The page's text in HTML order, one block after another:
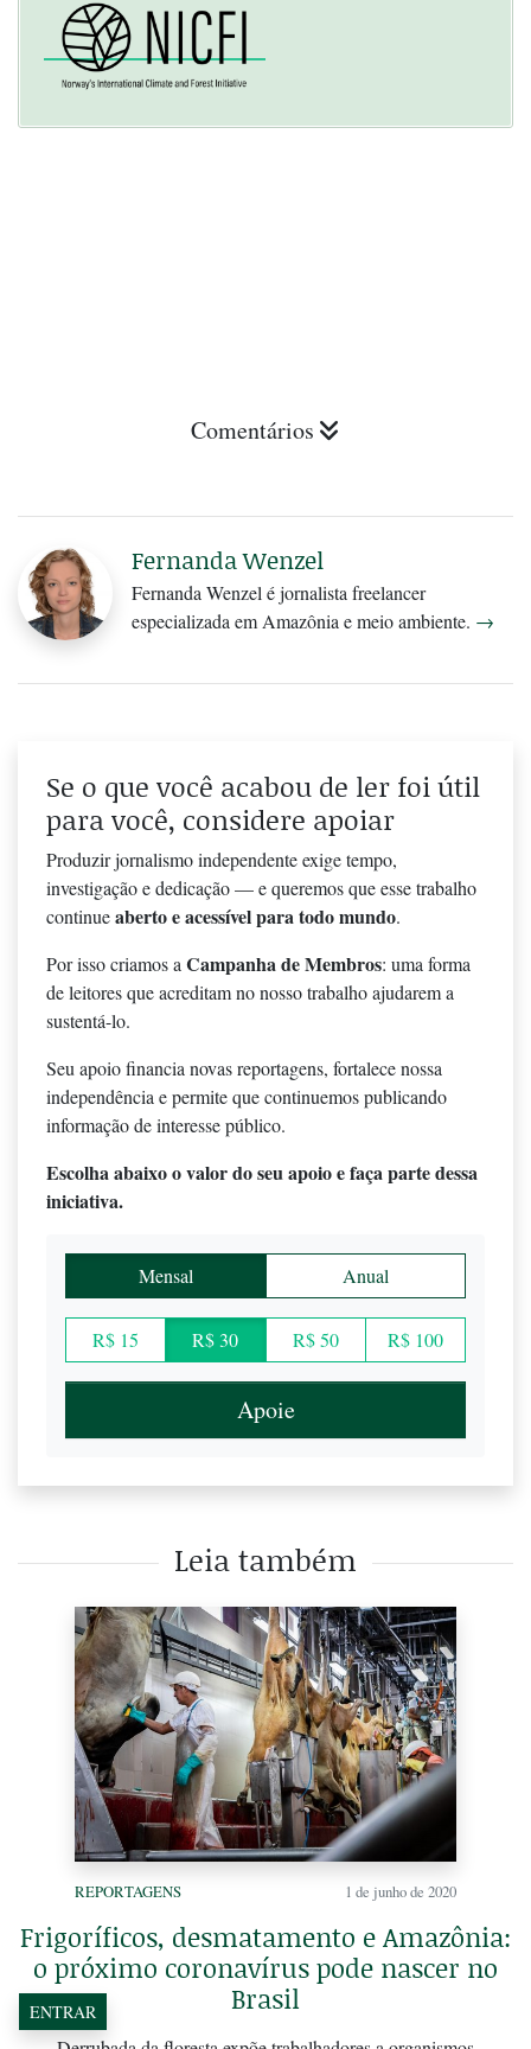
Comentários
Fernanda Wenzel
Fernanda Wenzel é jornalista freelancer
especializada em Amazônia e meio ambiente. →
Se o que você acabou de ler foi útil
para você, considere apoiar
Produzir jornalismo independente exige tempo,
investigação e dedicação — e queremos que esse trabalho
continueaberto e acessível para todo mundo.
Por isso criamos a Campanha de Membros: uma forma
de leitores que acreditam no nosso trabalho ajudarem a
sustentá-lo.
Seu apoio financia novas reportagens, fortalece nossa
independência e permite que continuemos publicando
informação de interesse público.
Escolha abaixo o valor do seu apoio e faça parte dessa
iniciativa.
Mensal Anual
R$ 15 R$ 30 R$ 50 R$ 100
Apoie
Leia também
REPORTAGENS 1 de junho de 2020
Frigoríficos, desmatamento e Amazônia:
o próximo coronavírus pode nascer no
Brasil
ENTRAR